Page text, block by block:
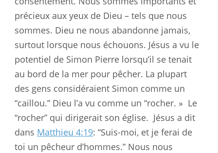
précieux aux yeux de Dieu – tels que nous
sommes. Dieu ne nous abandonne jamais,
surtout lorsque nous échouons. Jésus a vu le
potentiel de Simon Pierre lorsqu’il se tenait
au bord de la mer pour pêcher. La plupart
des gens considéraient Simon comme un
“caillou.” Dieu l’a vu comme un “rocher. » Le
“rocher” qui dirigerait son église. Jésus a dit
dans Matthieu 4:19: “Suis-moi, et je ferai de
toi un pêcheur d’hommes.” Nous nous